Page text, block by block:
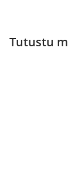
Tutustu